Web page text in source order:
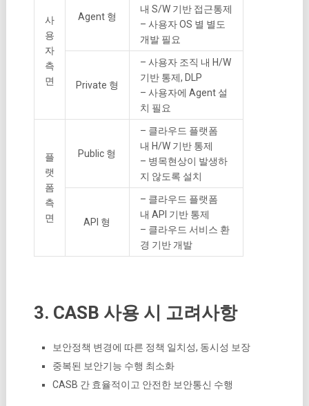
사
용
자
측
면
Agent 형
내 S/W 기반 접근통제
– 사용자 OS 별 별도
개발 필요
Private 형
– 사용자 조직 내 H/W
기반 통제, DLP
– 사용자에 Agent 설
치 필요
플
랫
폼
측
면
Public 형
– 클라우드 플랫폼
내 H/W 기반 통제
– 병목현상이 발생하
지 않도록 설치
API 형
– 클라우드 플랫폼
내 API 기반 통제
– 클라우드 서비스 환
경 기반 개발
3. CASB 사용 시 고려사항
보안정책 변경에 따른 정책 일치성, 동시성 보장
중복된 보안기능 수행 최소화
CASB 간 효율적이고 안전한 보안통신 수행